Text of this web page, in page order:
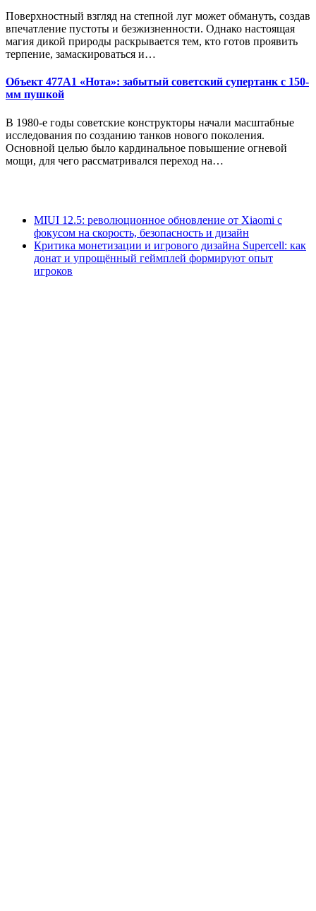
Поверхностный взгляд на степной луг может обмануть, создав
впечатление пустоты и безжизненности. Однако настоящая
магия дикой природы раскрывается тем, кто готов проявить
терпение, замаскироваться и…
Объект 477А1 «Нота»: забытый советский супертанк с 150-
мм пушкой
В 1980-е годы советские конструкторы начали масштабные
исследования по созданию танков нового поколения.
Основной целью было кардинальное повышение огневой
мощи, для чего рассматривался переход на…
MIUI 12.5: революционное обновление от Xiaomi с
фокусом на скорость, безопасность и дизайн
Критика монетизации и игрового дизайна Supercell: как
донат и упрощённый геймплей формируют опыт
игроков